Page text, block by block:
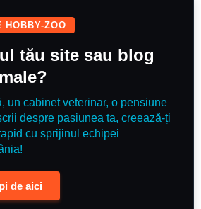
HOBBY-ZOO
tău site sau blog
un cabinet veterinar, o pensiune
despre pasiunea ta, creează-ți
cu sprijinul echipei
de aici